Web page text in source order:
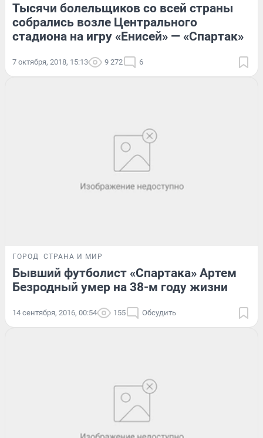
Тысячи болельщиков со всей страны
собрались возле Центрального
стадиона на игру «Енисей» — «Спартак»
7 октября, 2018, 15:13 9 272 6
ГОРОД СТРАНА И МИР
Бывший футболист «Спартака» Артем
Безродный умер на 38-м году жизни
14 сентября, 2016, 00:54 155 Обсудить